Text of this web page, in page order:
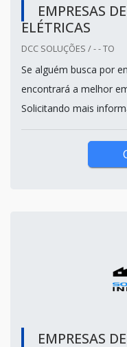
EMPRESAS
ELÉTRICAS
DCC SOLUÇÕES / - - TO
Se alguém busca por
encontrará a melhor
Solicitando mais
EMPRESAS